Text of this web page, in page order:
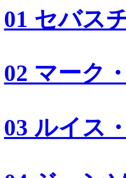
01 セバス
02 マーク
03 ルイス